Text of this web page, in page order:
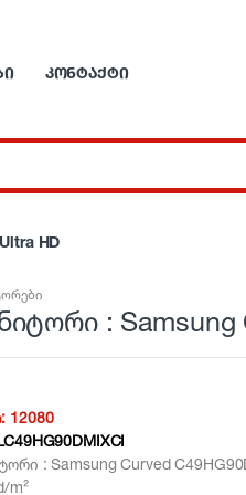
ᲙᲝᲜᲢᲐᲥᲢᲘ
HD
: Samsung
12080
: Samsung Curved
m²